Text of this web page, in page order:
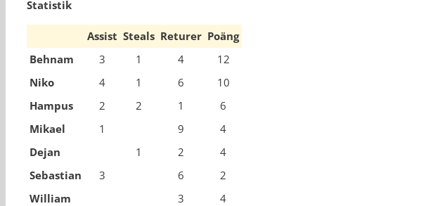
Statistik
Assist Steals Returer Poäng
Behnam
3 1 4
12
Niko
4 1 6
10
Hampus
2 2 1
6
Mikael
1 9
4
Dejan
1 2
4
Sebastian
3 6
2
William
3
4